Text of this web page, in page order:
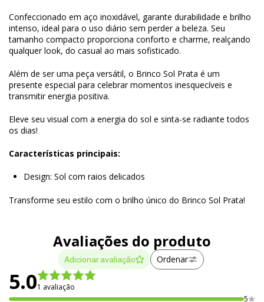
Confeccionado em aço inoxidável, garante durabilidade e brilho
intenso, ideal para o uso diário sem perder a beleza. Seu
tamanho compacto proporciona conforto e charme, realçando
qualquer look, do casual ao mais sofisticado.
Além de ser uma peça versátil, o Brinco Sol Prata é um
presente especial para celebrar momentos inesquecíveis e
transmitir energia positiva.
Eleve seu visual com a energia do sol e sinta-se radiante todos
os dias!
Características principais:
Design: Sol com raios delicados
Transforme seu estilo com o brilho único do Brinco Sol Prata!
Avaliações do produto
Adicionar avaliação Ordenar
5.01 avaliação
5